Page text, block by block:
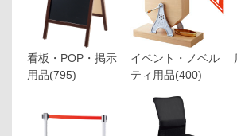
看板・POP・掲示
用品(795)
イベント・ノベル
ティ用品(400)